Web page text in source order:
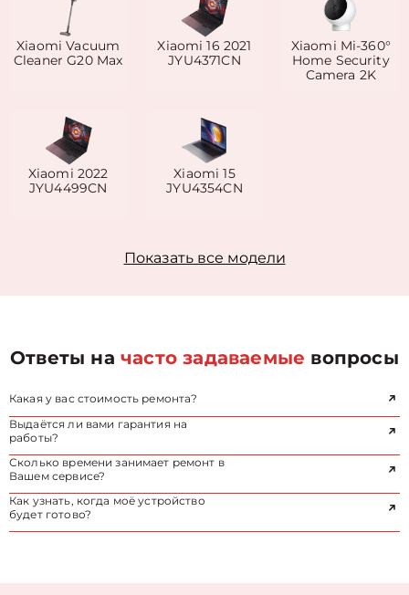
Xiaomi Vacuum
Cleaner G20 Max
Xiaomi 16 2021
JYU4371CN
Xiaomi Mi-360°
Home Security
Camera 2K
Xiaomi 2022
JYU4499CN
Xiaomi 15
JYU4354CN
Показать все модели
Ответы начасто задаваемые вопросы
Какая у вас стоимость ремонта?
Выдаётся ли вами гарантия на
работы?
Сколько времени занимает ремонт в
Вашем сервисе?
Как узнать, когда моё устройство
будет готово?